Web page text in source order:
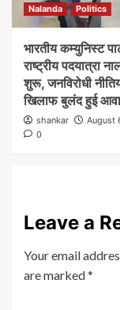
Nalanda Politics
भारतीय कम्युनिस्ट
राष्ट्रीय पदयात्रा
शुरू, जनविरोधी
खिलाफ बुलंद हुई
shankar
August
0
Leave a
Your email
are marked*